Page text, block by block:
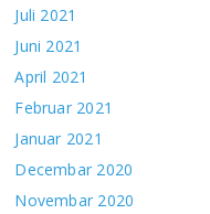
Juli 2021
Juni 2021
April 2021
Februar 2021
Januar 2021
Decembar 2020
Novembar 2020